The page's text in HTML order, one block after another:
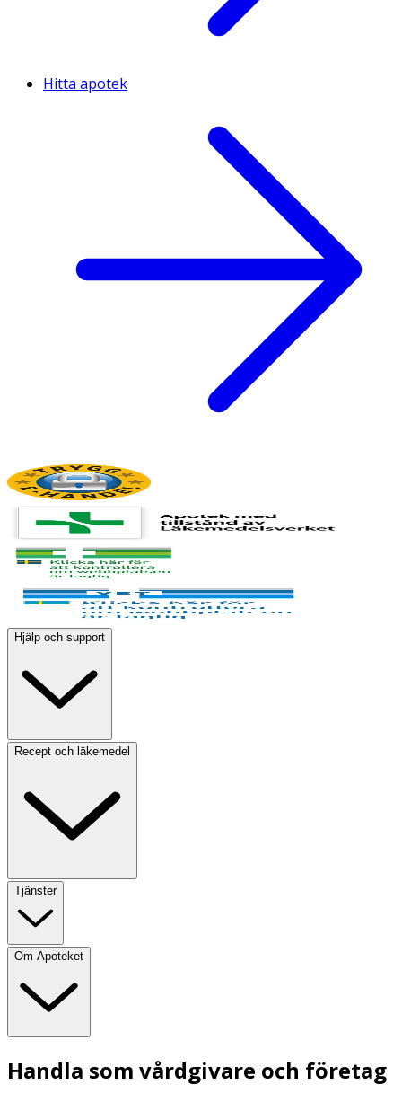
Hitta apotek
Hjälp och support
Recept och läkemedel
Tjänster
Om Apoteket
Handla som vårdgivare och företag